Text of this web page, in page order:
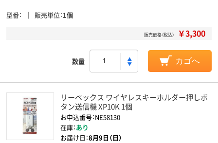
型番 販売単位 1個
販売価格（税込） ￥3,300
数量 カゴへ
リーベックス ワイヤレスキーホルダー押しボ
タン送信機 XP10K 1個
お申込番号：NE58130
在庫：あり
お届け日：8月9日（日）